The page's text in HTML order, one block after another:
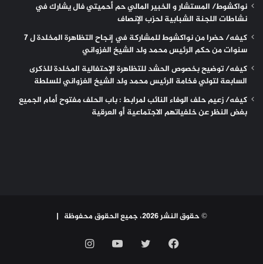
نواكشوط/ المستشار و الخبير المالي حم أحميتي فال يشارك في
نشاطات اللجنة الشبابية لحزب الإنصاف
كيفه/ حضرا من نواكشوط للمشاركة في إنجاح التظاهرة المخلدة ل 7
سنوات من حكم الرئيس محمد ولد الشيخ الغزواني
كيفه/ توضيح بخصوص الحشد للتظاهرة الإحتفالية المخلدة للذكرى
السابعة لتولي فخامة الرئيس محمد ولد الشيخ الغزواني للسلطة
كيفه/ زعيم حلف الوفاء النائب لمرابط : باب الحلف مفتوح أمام الجميع
بغض النظر عن خلفياتهم الاجتماعية أو العرقية
© حقوق النشر 2026، جميع الحقوق محفوظة |
فيسبوك تويتر يوتيوب